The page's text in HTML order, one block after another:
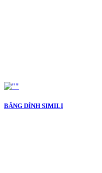
BĂNG DÍNH SIMILI